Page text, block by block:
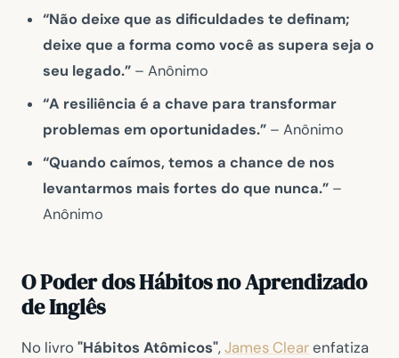
“Não deixe que as dificuldades te definam;
deixe que a forma como você as supera seja o
seu legado.” – Anônimo
“A resiliência é a chave para transformar
problemas em oportunidades.” – Anônimo
“Quando caímos, temos a chance de nos
levantarmos mais fortes do que nunca.” –
Anônimo
O Poder dos Hábitos no Aprendizado
de Inglês
No livro "Hábitos Atômicos",James Clearenfatiza